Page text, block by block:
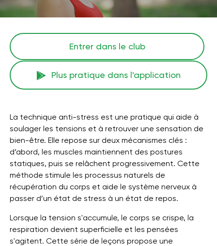
Entrer dans le club
Plus pratique dans l'application
La technique anti-stress est une pratique qui aide à
soulager les tensions et à retrouver une sensation de
bien-être. Elle repose sur deux mécanismes clés :
d’abord, les muscles maintiennent des postures
statiques, puis se relâchent progressivement. Cette
méthode stimule les processus naturels de
récupération du corps et aide le système nerveux à
passer d’un état de stress à un état de repos.
Lorsque la tension s'accumule, le corps se crispe, la
respiration devient superficielle et les pensées
s'agitent. Cette série de leçons propose une